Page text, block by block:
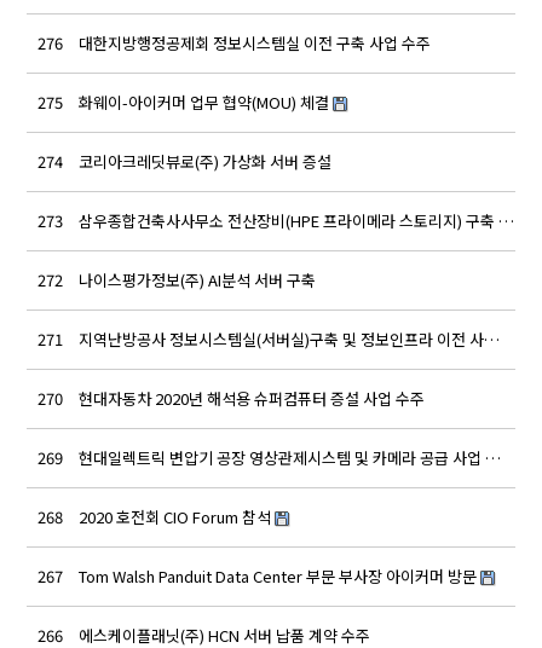
276 대한지방행정공제회 정보시스템실 이전 구축 사업 수주
275 화웨이-아이커머 업무 협약(MOU) 체결
274 코리아크레딧뷰로(주) 가상화 서버 증설
273 삼우종합건축사사무소 전산장비(HPE 프라이메라 스토리지) 구축 …
272 나이스평가정보(주) AI분석 서버 구축
271 지역난방공사 정보시스템실(서버실)구축 및 정보인프라 이전 사…
270 현대자동차 2020년 해석용 슈퍼컴퓨터 증설 사업 수주
269 현대일렉트릭 변압기 공장 영상관제시스템 및 카메라 공급 사업 …
268 2020 호전회 CIO Forum 참석
267 Tom Walsh Panduit Data Center 부문 부사장 아이커머 방문
266 에스케이플래닛(주) HCN 서버 납품 계약 수주